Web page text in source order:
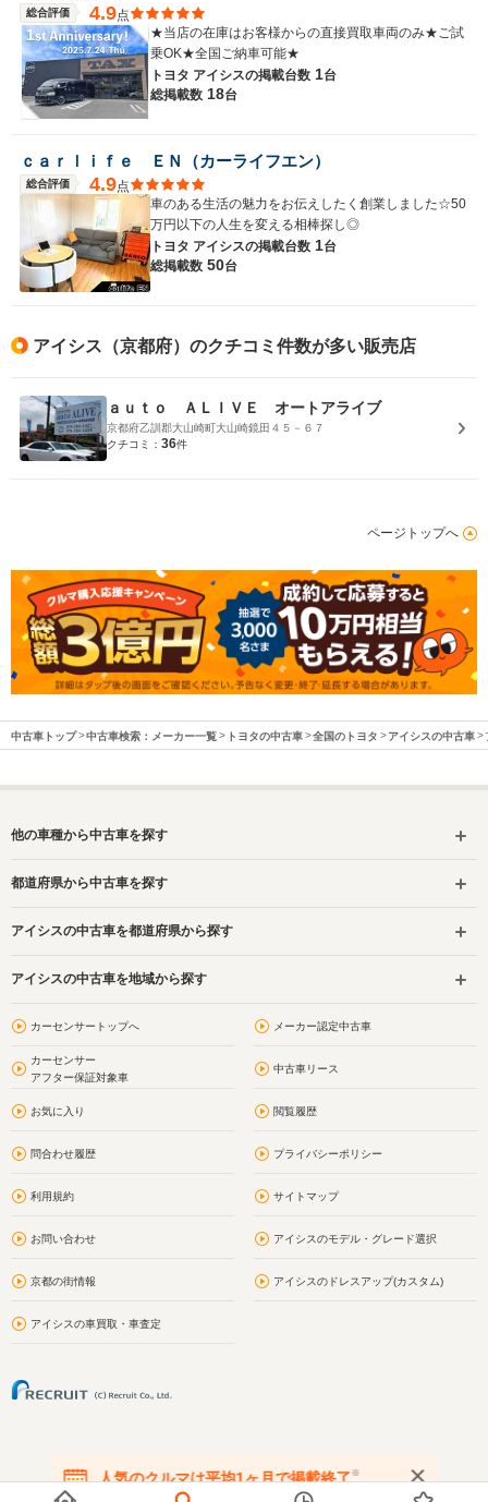
総合評価 4.9点
★当店の在庫はお客様からの直接買取車両のみ★ご試
乗OK★全国ご納車可能★
トヨタ アイシスの掲載台数 1台
総掲載数 18台
ｃａｒｌｉｆｅ ＥＮ（カーライフエン）
総合評価 4.9点
車のある生活の魅力をお伝えしたく創業しました☆50
万円以下の人生を変える相棒探し◎
トヨタ アイシスの掲載台数 1台
総掲載数 50台
アイシス（京都府）のクチコミ件数が多い販売店
ａｕｔｏ ＡＬＩＶＥ オートアライブ
京都府乙訓郡大山崎町大山崎鏡田４５－６７
クチコミ： 36件
ページトップへ
中古車トップ 中古車検索：メーカー一覧 トヨタの中古車 全国のトヨタ アイシスの中古車
他の車種から中古車を探す
都道府県から中古車を探す
アイシスの中古車を都道府県から探す
アイシスの中古車を地域から探す
カーセンサートップへ メーカー認定中古車
カーセンサー
アフター保証対象車
中古車リース
お気に入り 閲覧履歴
問合わせ履歴 プライバシーポリシー
利用規約 サイトマップ
お問い合わせ アイシスのモデル・グレード選択
京都の街情報 アイシスのドレスアップ(カスタム)
アイシスの車買取・車査定
人気のクルマは平均1ヶ月で掲載終了※
在庫が無くなる前にお問い合わせください